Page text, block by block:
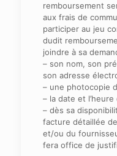
remboursement
aux frais de
participer au jeu
dudit
joindre à sa
– son nom, son
son adresse
– une photocopie
– la date et
– dès sa
facture détaillée
et/ou du
fera office de